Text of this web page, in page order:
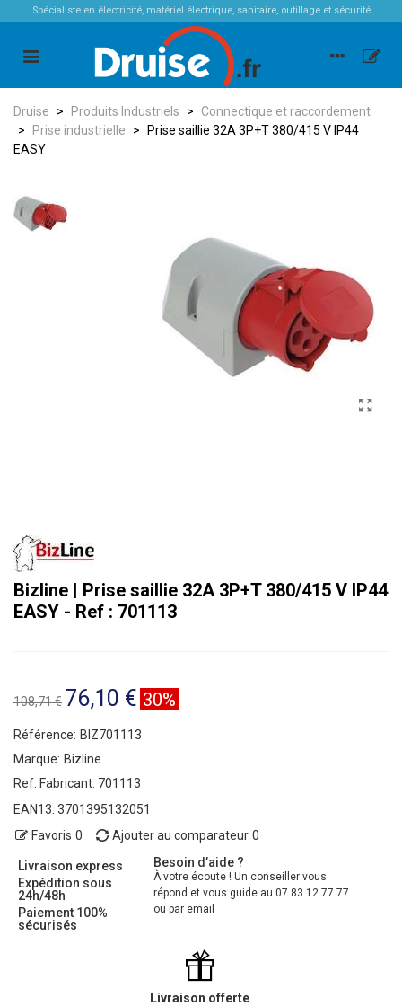
Spécialiste en électricité, matériel électrique, sanitaire, outillage et sécurité
Druise > Produits Industriels >
Connectique et raccordement
>
Prise industrielle >
Prise saillie 32A 3P+T 380/415 V IP44
EASY
Bizline | Prise saillie 32A 3P+T 380/415 V IP44
EASY - Ref : 701113
108,71 € 76,10 € 30%
Référence: BIZ701113
Marque: Bizline
Ref. Fabricant: 701113
EAN13: 3701395132051
Favoris 0 Ajouter au comparateur 0
Livraison express
Expédition sous
24h/48h
Paiement 100%
sécurisés
Besoin d’aide ?
À votre écoute ! Un conseiller vous
répond et vous guide au 07 83 12 77 77
ou par email
Livraison offerte